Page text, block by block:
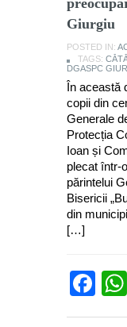
Giurgiu
POSTED IN:
TAGS:
DGASPC
În această
copii din
Generale
Protecția
Ioan și
plecat într-
părintelui
Bisericii
din
[…]